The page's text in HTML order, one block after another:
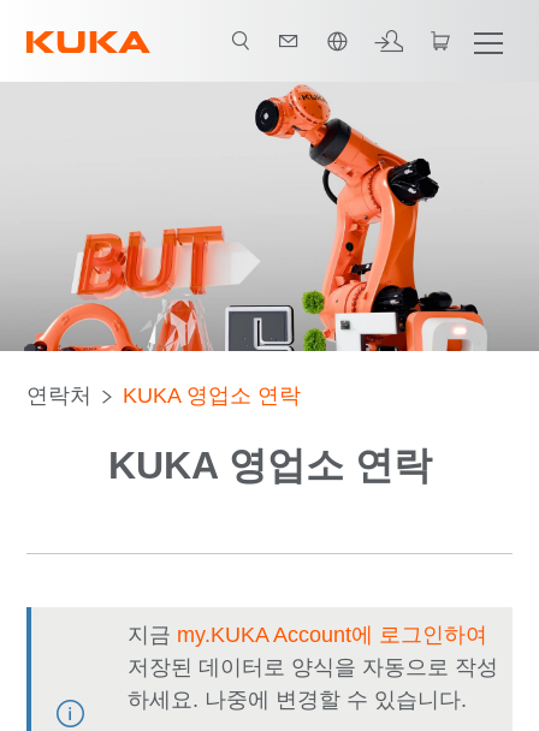
연락처 KUKA 영업소 연락
KUKA 영업소 연락
지금 my.KUKA Account에 로그인하여
저장된 데이터로 양식을 자동으로 작성
하세요. 나중에 변경할 수 있습니다.